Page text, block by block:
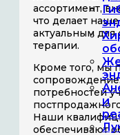
и
ассортимент,
что делает
актуальным для
терапии.
Кроме того, мы
сопровождение:
потребностей
Наши
обеспечивают